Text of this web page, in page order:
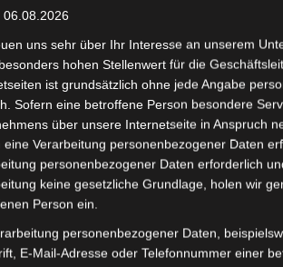
in Tunesien
in Tunesien mehrere
Dies führte in Folge zu 542 Toten
Tunesien, insbesondere die zentralen
die Provinzen Kairouan, Sidi Bouzid,
Niederschlagsmengen wurden in Hajeb El
(790 mm), El Jem (782 mm),
des Jahresdurchschnitts entspricht.
das Becken des Oued Medjerda,
Jendouba gehörten zu den am stärksten
06.08.2026
uns sehr über Ihr Interesse an unserem
hohen Stellenwert für die
ist grundsätzlich ohne jede Angabe
Sofern eine betroffene Person besondere
über unsere Internetseite in Anspruch
eine Verarbeitung personenbezogener Daten
personenbezogener Daten erforderlich
keine gesetzliche Grundlage, holen wir
Person ein.
personenbezogener Daten,
E-Mail-Adresse oder Telefonnummer einer